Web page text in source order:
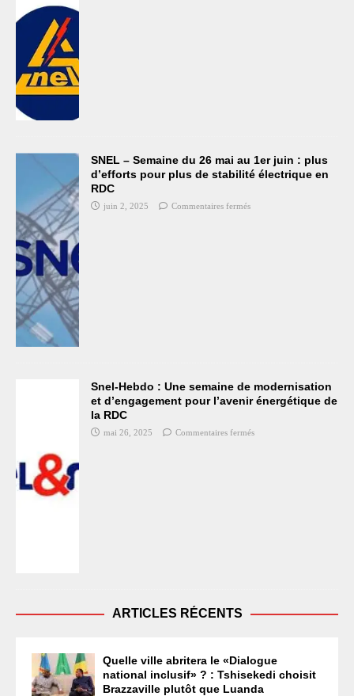
SNEL – Semaine du 26 mai au 1er juin : plus
d’efforts pour plus de stabilité électrique en
RDC
juin 2, 2025 Commentaires fermés
Snel-Hebdo : Une semaine de modernisation
et d’engagement pour l’avenir énergétique de
la RDC
mai 26, 2025 Commentaires fermés
ARTICLES RÉCENTS
Quelle ville abritera le «Dialogue
national inclusif» ? : Tshisekedi choisit
Brazzaville plutôt que Luanda